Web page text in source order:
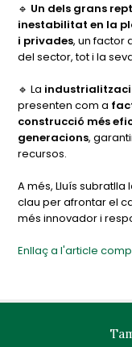
🔹 Un dels grans
inestabilitat en la
i privades, un factor
del sector, tot i la
🔹 La
presenten com a
construcció més
generacions,
recursos.
A més, Lluís subratlla
clau per afrontar el
més innovador i
Enllaç a l'article